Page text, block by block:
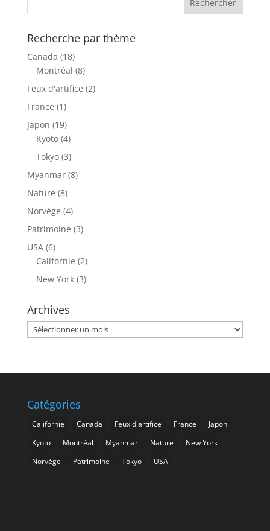
Recherche par thème
Canada (18)
Montréal (8)
Feux d'artifice (2)
France (1)
Japon (19)
Kyoto(4)
Tokyo(3)
Myanmar(8)
Nature (8)
Norvège (4)
Patrimoine (3)
USA(6)
Californie (2)
New York(3)
Archives
Archives
Catégories
Californie Canada Feux d'artifice France
Japon
Kyoto
Montréal Myanmar Nature
New York
Norvège
Patrimoine Tokyo USA